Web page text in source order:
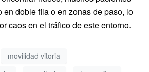
en doble fila o en zonas de paso, lo
caos en el tráfico de este entorno.
movilidad vitoria